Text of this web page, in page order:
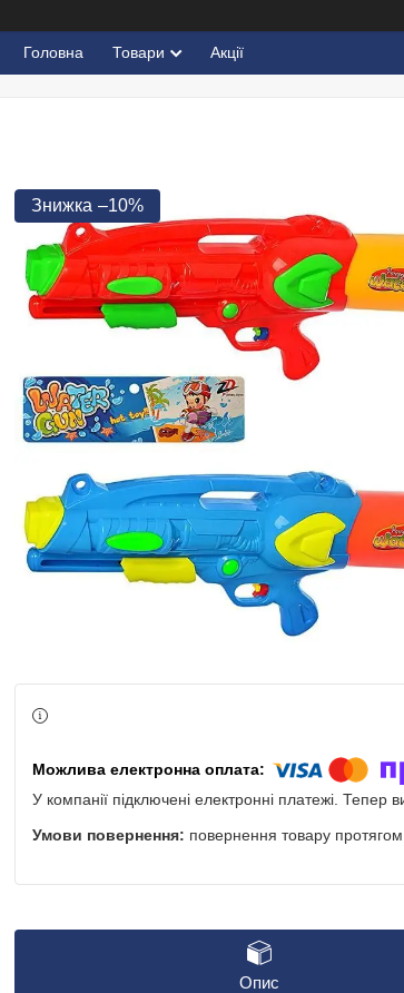
Головна Товари Акції
–10%
У компанії підключені електронні платежі.
повернення товару протягом
Опис